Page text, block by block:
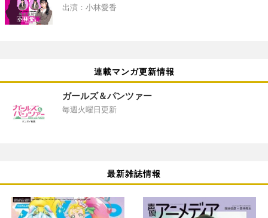
出演：小林愛香
連載マンガ更新情報
ガールズ＆パンツァー
毎週火曜日更新
最新雑誌情報